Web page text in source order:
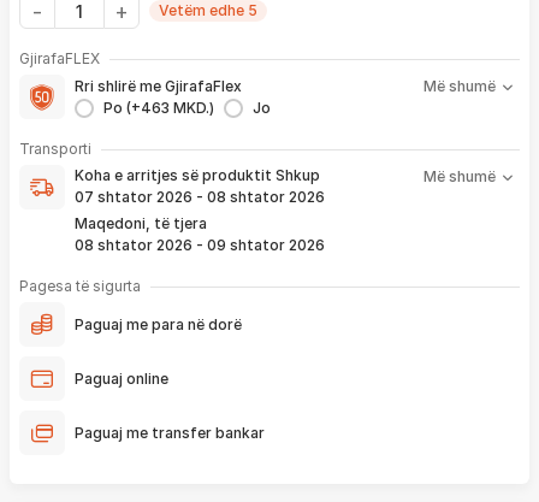
Vetëm edhe 5
GjirafaFLEX
Rri shlirë me GjirafaFlex
Po (+463 MKD.)
Jo
Më shumë
-Prioritet
1 viti nga blerja
- Kontakt brenda24 hpër servisim, zëvendësim apo kthim
pagesë
Transporti
Koha e arritjes së produktit Shkup
07 shtator 2026 - 08 shtator 2026
Maqedoni, të tjera
08 shtator 2026 - 09 shtator 2026
Më shumë
Koha e arritjes së produktit nënkupton periudhën prej kur
bëhet verifikimi i porosisë suaj, dhe njoftimit për verifikim
që ju e pranoni përmes email-it apo SMS-it.
Nëse porosia bëhet tani, produkti arrin sipas afatit kohor të
vendosur më lartë. Ju do të njoftoheni në vazhdimësi
përfshirë momentin kur produkti arrin në depon tonë, dhe
më lartë. Ju lusim të keni parasysh që festat ndërkombëtare ndikojnë që
liferimi të shtyhet për rreth 2 ditë.
Pagesa të sigurta
Paguaj me para në dorë
Paguaj online
Paguaj me transfer bankar